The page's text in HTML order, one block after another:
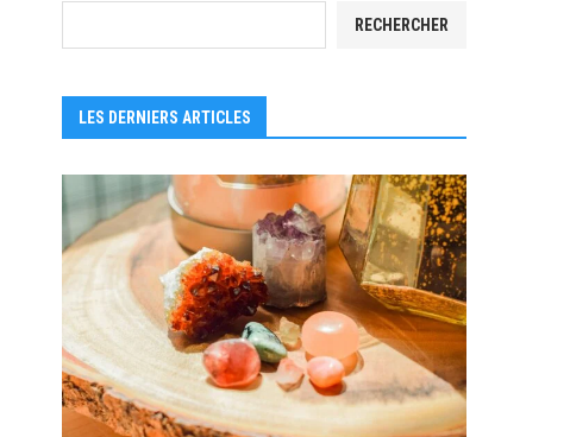
RECHERCHER
LES DERNIERS ARTICLES